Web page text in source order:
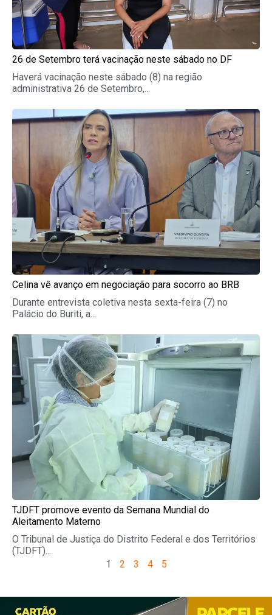
26 de Setembro terá vacinação neste sábado no DF
Haverá vacinação neste sábado (8) na região
administrativa 26 de Setembro,...
Celina vê avanço em negociação para socorro ao BRB
Durante entrevista coletiva nesta sexta-feira (7) no
Palácio do Buriti, a...
TJDFT promove evento da Semana Mundial do
Aleitamento Materno
O Tribunal de Justiça do Distrito Federal e dos Territórios
(TJDFT)...
1 2 3 4 5